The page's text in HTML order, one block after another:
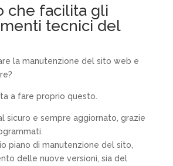
che facilita gli
tecnici del
la manutenzione del sito web e
a fare proprio questo.
sicuro e sempre aggiornato, grazie
piano di manutenzione del sito,
delle nuove versioni, sia del